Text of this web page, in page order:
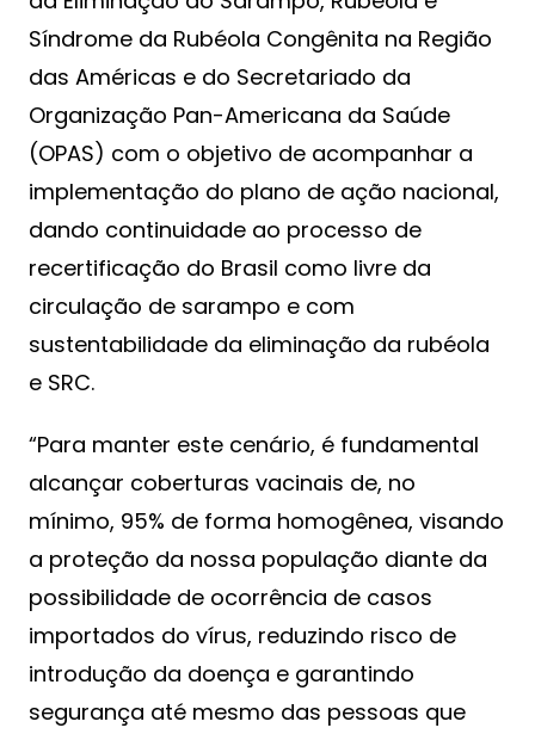
Síndrome da Rubéola Congênita na Região
das Américas e do Secretariado da
Organização Pan-Americana da Saúde
(OPAS) com o objetivo de acompanhar a
implementação do plano de ação nacional,
dando continuidade ao processo de
recertificação do Brasil como livre da
circulação de sarampo e com
sustentabilidade da eliminação da rubéola
e SRC.
“Para manter este cenário, é fundamental
alcançar coberturas vacinais de, no
mínimo, 95% de forma homogênea, visando
a proteção da nossa população diante da
possibilidade de ocorrência de casos
importados do vírus, reduzindo risco de
introdução da doença e garantindo
segurança até mesmo das pessoas que